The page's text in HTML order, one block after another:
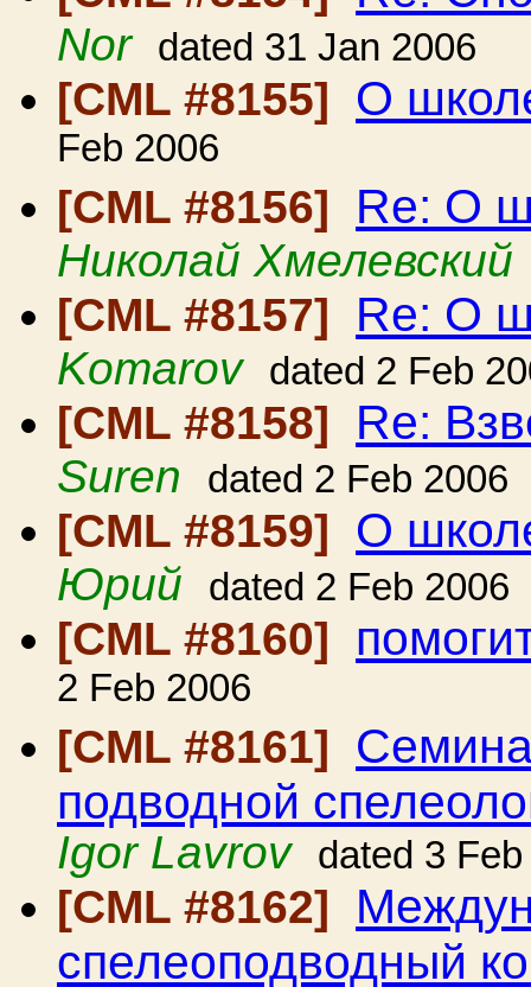
Nor dated 31 Jan 2006
[CML #8155] О
Feb 2006
[CML #8156]
Re: О
Николай Хмелевский
[CML #8157]
Re: О
Komarov dated 2 Feb
[CML #8158] Re:
Suren dated 2 Feb 2006
[CML #8159] О
Юрий dated 2 Feb 2006
[CML #8160]
2 Feb 2006
[CML #8161]
подводной
Igor Lavrov
dated 3
[CML #8162]
спелеоподводный